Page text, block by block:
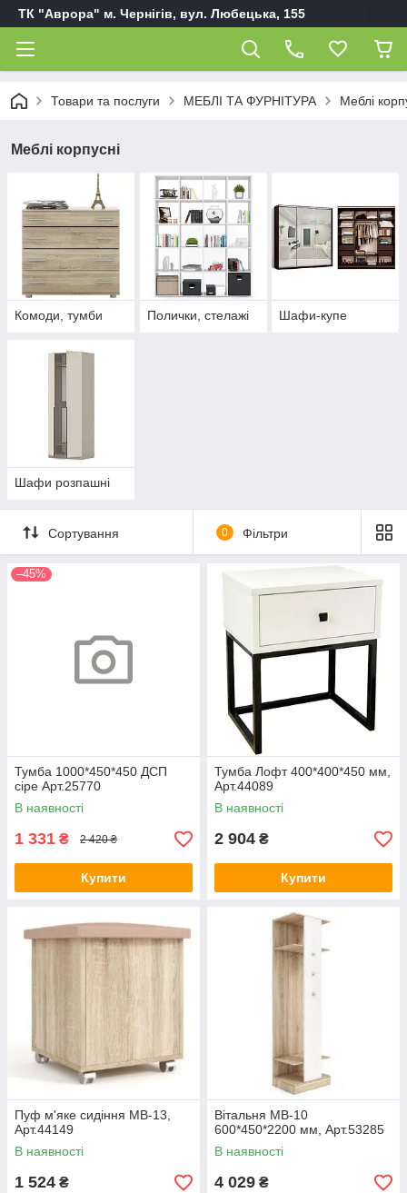
ТК "Аврора" м. Чернігів, вул. Любецька, 155
Товари та послуги МЕБЛІ ТА ФУРНІТУРА Меблі
Меблі корпусні
Комоди, тумби Полички, стелажі Шафи-купе
Шафи розпашні
Сортування 0 Фільтри
–45%
Тумба 1000*450*450 ДСП
сіре Арт.25770
В наявності
1 331 ₴ 2 420 ₴
Купити
Тумба Лофт 400*400*450 мм,
Арт.44089
В наявності
2 904 ₴
Купити
Пуф м'яке сидіння МВ-13,
Арт.44149
В наявності
1 524 ₴
Вітальня МВ-10
600*450*2200 мм, Арт.53285
В наявності
4 029 ₴